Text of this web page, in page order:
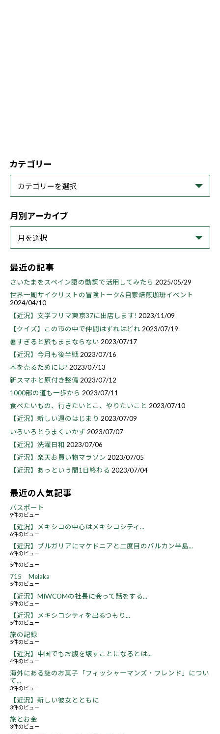
カテゴリー
月別アーカイブ
最近の記事
さいたまをスペイン語の動詞で活用してみたら 2025/05/29
世界一周サイクリストの冒険トーク&自家焙煎珈琲イベント
2024/04/10
【近況】文学フリマ東京37に出店します! 2023/11/09
【クイズ】この市の中で仲間はずれはどれ 2023/07/19
暑すぎると旅もままならない 2023/07/17
【近況】今月も後半戦 2023/07/16
本を売るためには? 2023/07/13
新スマホと原付き整備 2023/07/12
1000部の道も一歩から 2023/07/11
食べたいもの、行きたいとこ、やりたいこと 2023/07/10
【近況】新しい週のはじまり 2023/07/09
いろいろとうまくいかず 2023/07/07
【近況】洗濯日和 2023/07/06
【近況】楽天お買い物マラソン 2023/07/05
【近況】あっという間1日終わる 2023/07/04
最近の人気記事
パスポート
9件のビュー
【近況】メキシコの中心はメキシコシティ...
6件のビュー
【近況】ブルガリアにマケドニアと二度目のバルカン半島...
6件のビュー
5件のビュー
715 Melaka
5件のビュー
【近況】MIWCOMの社長に会って話をする...
5件のビュー
【近況】メキシコシティを出るつもり...
5件のビュー
旅の記録
5件のビュー
【近況】中国でもお腹を壊すことになるとは...
4件のビュー
海外にある謎のお菓子「フィッシャーマンズ・フレンド」につい
て...
3件のビュー
【近況】新しい彼女とともに
3件のビュー
旅とお金
3件のビュー